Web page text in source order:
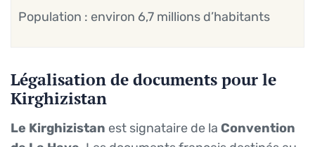
Population : environ 6,7 millions d’habitants
Légalisation de documents pour le
Kirghizistan
Le Kirghizistan est signataire de la Convention